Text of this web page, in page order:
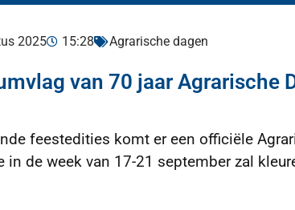
2025 15:28 Agrarische dagen
van 70 jaar Agrarische
feestedities komt er een officiële
in de week van 17-21 september zal